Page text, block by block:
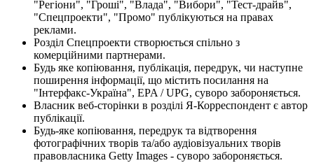
"Регіони", "Гроші", "Влада", "Вибори", "Тест-драйв",
"Спецпроекти", "Промо" публікуються на правах
реклами.
Розділ Спецпроекти створюється спільно з
комерційними партнерами.
Будь яке копіювання, публікація, передрук, чи наступне
поширення інформації, що містить посилання на
"Інтерфакс-Україна", EPA / UPG, суворо забороняється.
Власник веб-сторінки в розділі Я-Корреспондент є автор
публікації.
Будь-яке копіювання, передрук та відтворення
фотографічних творів та/або аудіовізуальних творів
правовласника Getty Images - суворо забороняється.